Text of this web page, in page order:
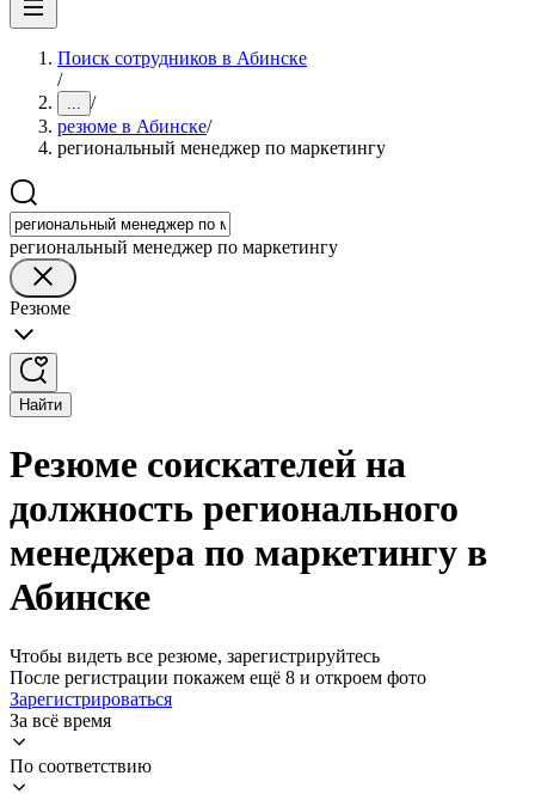
Поиск сотрудников в Абинске
/
... /
резюме в Абинске/
региональный менеджер по маркетингу
региональный менеджер по маркетингу
Резюме
Найти
Резюме соискателей на
должность регионального
менеджера по маркетингу в
Абинске
Чтобы видеть все резюме, зарегистрируйтесь
После регистрации покажем ещё 8 и откроем фото
Зарегистрироваться
За всё время
По соответствию